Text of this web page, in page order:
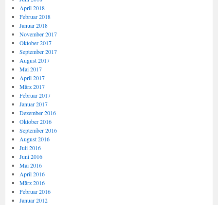
April 2018
Februar 2018
Januar 2018
November 2017
Oktober 2017
September 2017
August 2017
Mai 2017
April 2017
März 2017
Februar 2017
Januar 2017
Dezember 2016
Oktober 2016
September 2016
August 2016
Juli 2016
Juni 2016
Mai 2016
April 2016
März 2016
Februar 2016
Januar 2012